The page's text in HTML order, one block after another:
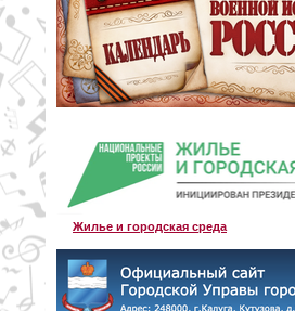
Жилье и городская среда